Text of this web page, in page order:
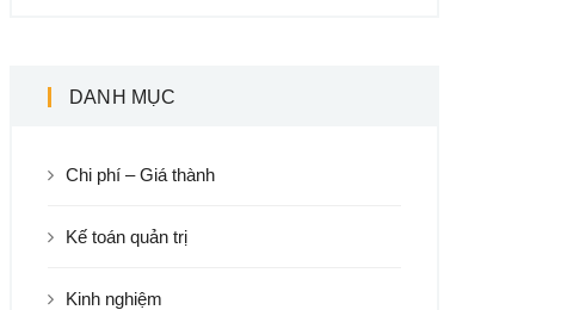
DANH MỤC
Chi phí – Giá thành
Kế toán quản trị
Kinh nghiệm